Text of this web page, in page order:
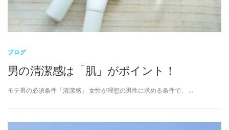
ブログ
男の清潔感は「肌」がポイント！
モテ男の必須条件「清潔感」 女性が理想の男性に求める条件で、 …